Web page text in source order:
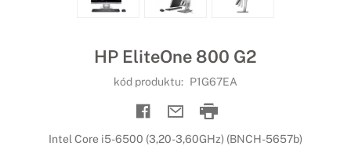
HP EliteOne 800 G2
kód produktu: P1G67EA
Intel Core i5-6500 (3,20-3,60GHz) (BNCH-5657b)